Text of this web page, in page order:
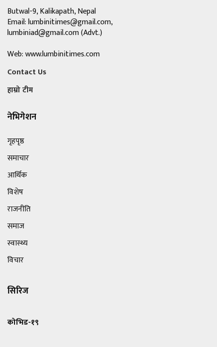
Butwal-9, Kalikapath, Nepal
Email:lumbinitimes@gmail.com,
lumbiniad@gmail.com(Advt.)
Web: www.lumbinitimes.com
Contact Us
हाम्रो टीम
नेभिगेशन
गृहपृष्ठ
समाचार
आर्थिक
विशेष
राजनीति
समाज
स्वास्थ्य
विचार
सिरिज
कोभिड-१९